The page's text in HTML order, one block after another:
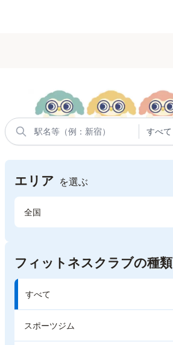
エリア を選ぶ
全国
フィットネスクラブの種類
すべて
スポーツジム